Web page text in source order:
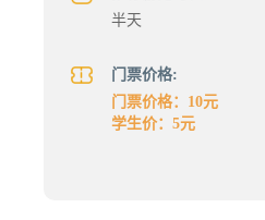
半天
门票价格:
门票价格：10元
学生价：5元